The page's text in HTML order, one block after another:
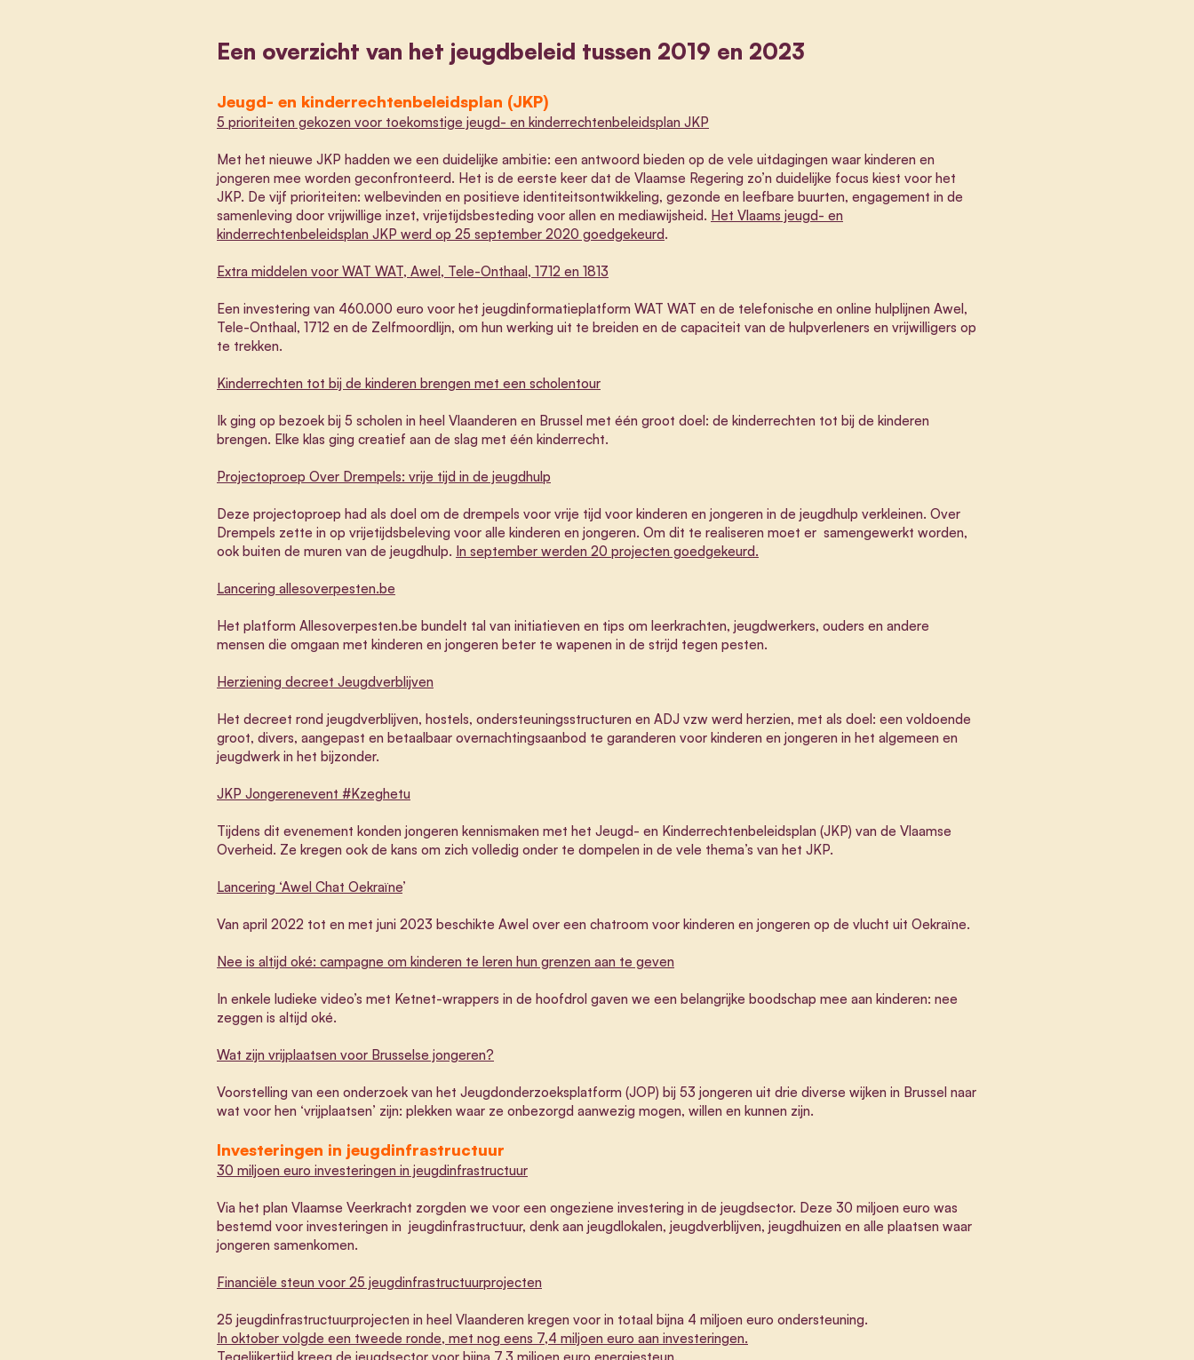
Een overzicht van het jeugdbeleid tussen 2019 en 2023
Jeugd- en kinderrechtenbeleidsplan (JKP)
5 prioriteiten gekozen voor toekomstige jeugd- en kinderrechtenbeleidsplan JKP
Met het nieuwe JKP hadden we een duidelijke ambitie: een antwoord bieden op de vele uitdagingen waar kinderen en
jongeren mee worden geconfronteerd. Het is de eerste keer dat de Vlaamse Regering zo’n duidelijke focus kiest voor het
JKP. De vijf prioriteiten: welbevinden en positieve identiteitsontwikkeling, gezonde en leefbare buurten, engagement in de
samenleving door vrijwillige inzet, vrijetijdsbesteding voor allen en mediawijsheid. Het Vlaams jeugd- en
kinderrechtenbeleidsplan JKP werd op 25 september 2020 goedgekeurd.
Extra middelen voor WAT WAT, Awel, Tele-Onthaal, 1712 en 1813
Een investering van 460.000 euro voor het jeugdinformatieplatform WAT WAT en de telefonische en online hulplijnen Awel,
Tele-Onthaal, 1712 en de Zelfmoordlijn, om hun werking uit te breiden en de capaciteit van de hulpverleners en vrijwilligers op
te trekken.
Kinderrechten tot bij de kinderen brengen met een scholentour
Ik ging op bezoek bij 5 scholen in heel Vlaanderen en Brussel met één groot doel: de kinderrechten tot bij de kinderen
brengen. Elke klas ging creatief aan de slag met één kinderrecht.
Projectoproep Over Drempels: vrije tijd in de jeugdhulp
Deze projectoproep had als doel om de drempels voor vrije tijd voor kinderen en jongeren in de jeugdhulp verkleinen. Over
Drempels zette in op vrijetijdsbeleving voor alle kinderen en jongeren. Om dit te realiseren moet er samengewerkt worden,
ook buiten de muren van de jeugdhulp. In september werden 20 projecten goedgekeurd.
Lancering allesoverpesten.be
Het platform Allesoverpesten.be bundelt tal van initiatieven en tips om leerkrachten, jeugdwerkers, ouders en andere
mensen die omgaan met kinderen en jongeren beter te wapenen in de strijd tegen pesten.
Herziening decreet Jeugdverblijven
Het decreet rond jeugdverblijven, hostels, ondersteuningsstructuren en ADJ vzw werd herzien, met als doel: een voldoende
groot, divers, aangepast en betaalbaar overnachtingsaanbod te garanderen voor kinderen en jongeren in het algemeen en
jeugdwerk in het bijzonder.
JKP Jongerenevent #Kzeghetu
Tijdens dit evenement konden jongeren kennismaken met het Jeugd- en Kinderrechtenbeleidsplan (JKP) van de Vlaamse
Overheid. Ze kregen ook de kans om zich volledig onder te dompelen in de vele thema’s van het JKP.
Lancering ‘Awel Chat Oekraïne’
Van april 2022 tot en met juni 2023 beschikte Awel over een chatroom voor kinderen en jongeren op de vlucht uit Oekraïne.
Nee is altijd oké: campagne om kinderen te leren hun grenzen aan te geven
In enkele ludieke video’s met Ketnet-wrappers in de hoofdrol gaven we een belangrijke boodschap mee aan kinderen: nee
zeggen is altijd oké.
Wat zijn vrijplaatsen voor Brusselse jongeren?
Voorstelling van een onderzoek van het Jeugdonderzoeksplatform (JOP) bij 53 jongeren uit drie diverse wijken in Brussel naar
wat voor hen ‘vrijplaatsen’ zijn: plekken waar ze onbezorgd aanwezig mogen, willen en kunnen zijn.
Investeringen in jeugdinfrastructuur
30 miljoen euro investeringen in jeugdinfrastructuur
Via het plan Vlaamse Veerkracht zorgden we voor een ongeziene investering in de jeugdsector. Deze 30 miljoen euro was
bestemd voor investeringen in jeugdinfrastructuur, denk aan jeugdlokalen, jeugdverblijven, jeugdhuizen en alle plaatsen waar
jongeren samenkomen.
Financiële steun voor 25 jeugdinfrastructuurprojecten
25 jeugdinfrastructuurprojecten in heel Vlaanderen kregen voor in totaal bijna 4 miljoen euro ondersteuning.
In oktober volgde een tweede ronde, met nog eens 7,4 miljoen euro aan investeringen.